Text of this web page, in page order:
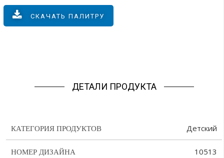
СКАЧАТЬ ПАЛИТРУ
ДЕТАЛИ ПРОДУКТА
КАТЕГОРИЯ ПРОДУКТОВ Детский
НОМЕР ДИЗАЙНА 10513